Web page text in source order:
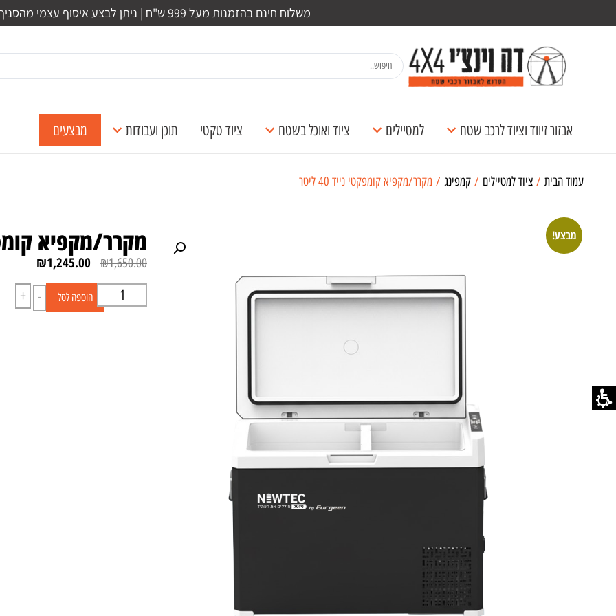
משלוח חינם בהזמנות מעל 999 ש"ח | ניתן לבצע איסוף עצמי מהסניף
אבזור זיווד וציוד לרכב שטח למטיילים ציוד ואוכל בשטח ציוד טקטי תוכן ועבודות מבצעים
עמוד הבית / ציוד למטיילים / קמפינג / מקרר/מקפיא קומפקטי נייד 40 ליטר
מבצע! מקרר/מקפיא קומפקטי
₪1,650.00
₪1,245.00
-
+ הוספה לסל